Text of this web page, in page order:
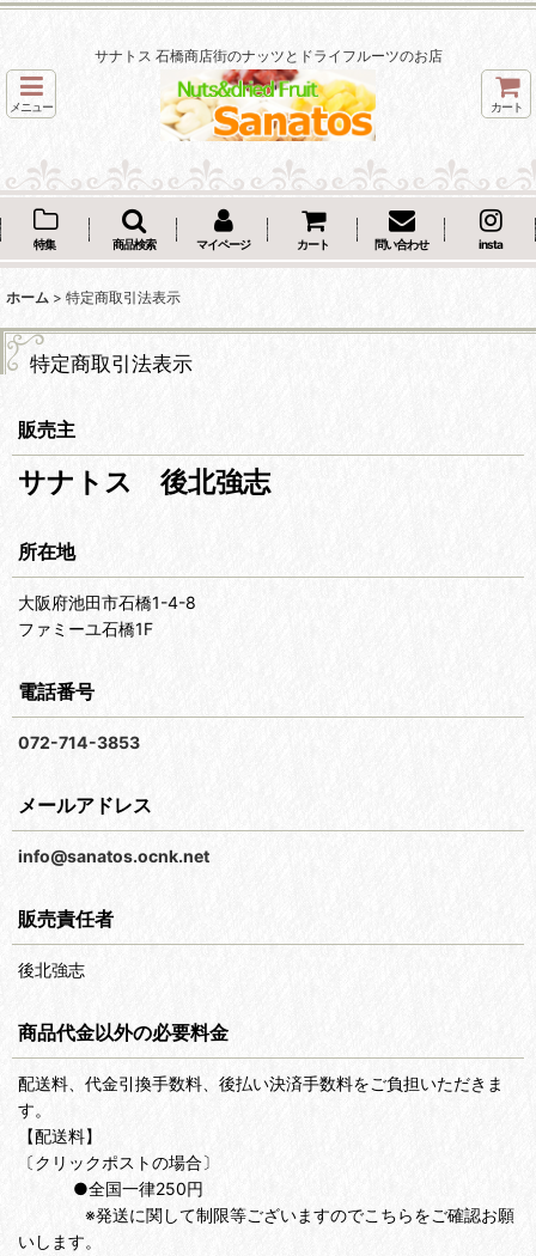
サナトス 石橋商店街のナッツとドライフルーツのお店
メニュー カート
特集 商品検索 マイページ カート 問い合わせ insta
ホーム > 特定商取引法表示
特定商取引法表示
販売主
サナトス 後北強志
所在地
大阪府池田市石橋1-4-8
ファミーユ石橋1F
電話番号
072-714-3853
メールアドレス
info@sanatos.ocnk.net
販売責任者
後北強志
商品代金以外の必要料金
配送料、代金引換手数料、後払い決済手数料をご負担いただきま
す。
【配送料】
〔クリックポストの場合〕
●全国一律250円
※発送に関して制限等ございますのでこちらをご確認お願
いします。